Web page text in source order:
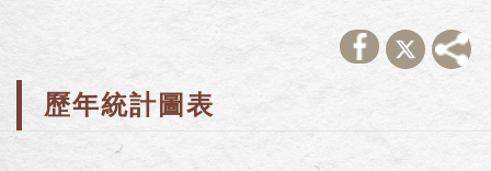
歷年統計圖表